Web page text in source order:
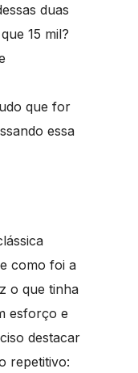
duas
15 mil?
que for
essa
como foi a
o que tinha
esforço e
destacar
repetitivo: